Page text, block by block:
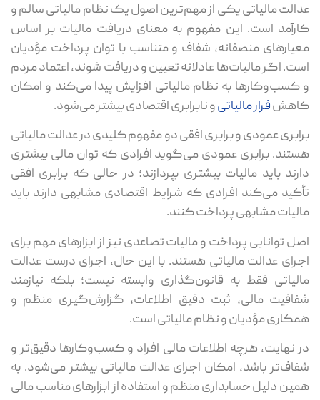
عدالت مالیاتی یکی از مهم‌ترین اصول یک نظام مالیاتی سالم و
کارآمد است. این مفهوم به معنای دریافت مالیات بر اساس
معیارهای منصفانه، شفاف و متناسب با توان پرداخت مؤدیان
است. اگر مالیات‌ها عادلانه تعیین و دریافت شوند، اعتماد مردم
و کسب‌وکارها به نظام مالیاتی افزایش پیدا می‌کند و امکان
کاهشفرار مالیاتیو نابرابری اقتصادی بیشتر می‌شود.
برابری عمودی و برابری افقی دو مفهوم کلیدی در عدالت مالیاتی
هستند. برابری عمودی می‌گوید افرادی که توان مالی بیشتری
دارند باید مالیات بیشتری بپردازند؛ در حالی که برابری افقی
تأکید می‌کند افرادی که شرایط اقتصادی مشابهی دارند باید
مالیات مشابهی پرداخت کنند.
اصل توانایی پرداخت و مالیات تصاعدی نیز از ابزارهای مهم برای
اجرای عدالت مالیاتی هستند. با این حال، اجرای درست عدالت
مالیاتی فقط به قانون‌گذاری وابسته نیست؛ بلکه نیازمند
شفافیت مالی، ثبت دقیق اطلاعات، گزارش‌گیری منظم و
همکاری مؤدیان و نظام مالیاتی است.
در نهایت، هرچه اطلاعات مالی افراد و کسب‌وکارها دقیق‌تر و
شفاف‌تر باشد، امکان اجرای عدالت مالیاتی بیشتر می‌شود. به
همین دلیل حسابداری منظم و استفاده از ابزارهای مناسب مالی